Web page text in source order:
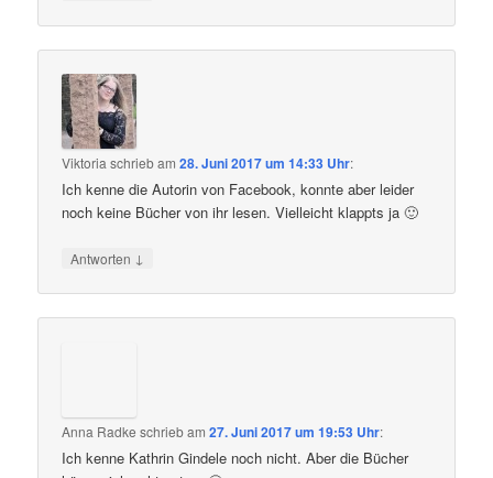
Viktoria schriebam28. Juni 2017 um 14:33 Uhr:
Ich kenne die Autorin von Facebook, konnte aber leider
noch keine Bücher von ihr lesen. Vielleicht klappts ja 🙂
Antworten ↓
Anna Radke schriebam27. Juni 2017 um 19:53 Uhr:
Ich kenne Kathrin Gindele noch nicht. Aber die Bücher